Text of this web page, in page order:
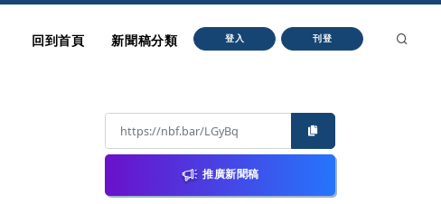
回到首頁 新聞稿分類 登入 刊登
推廣新聞稿